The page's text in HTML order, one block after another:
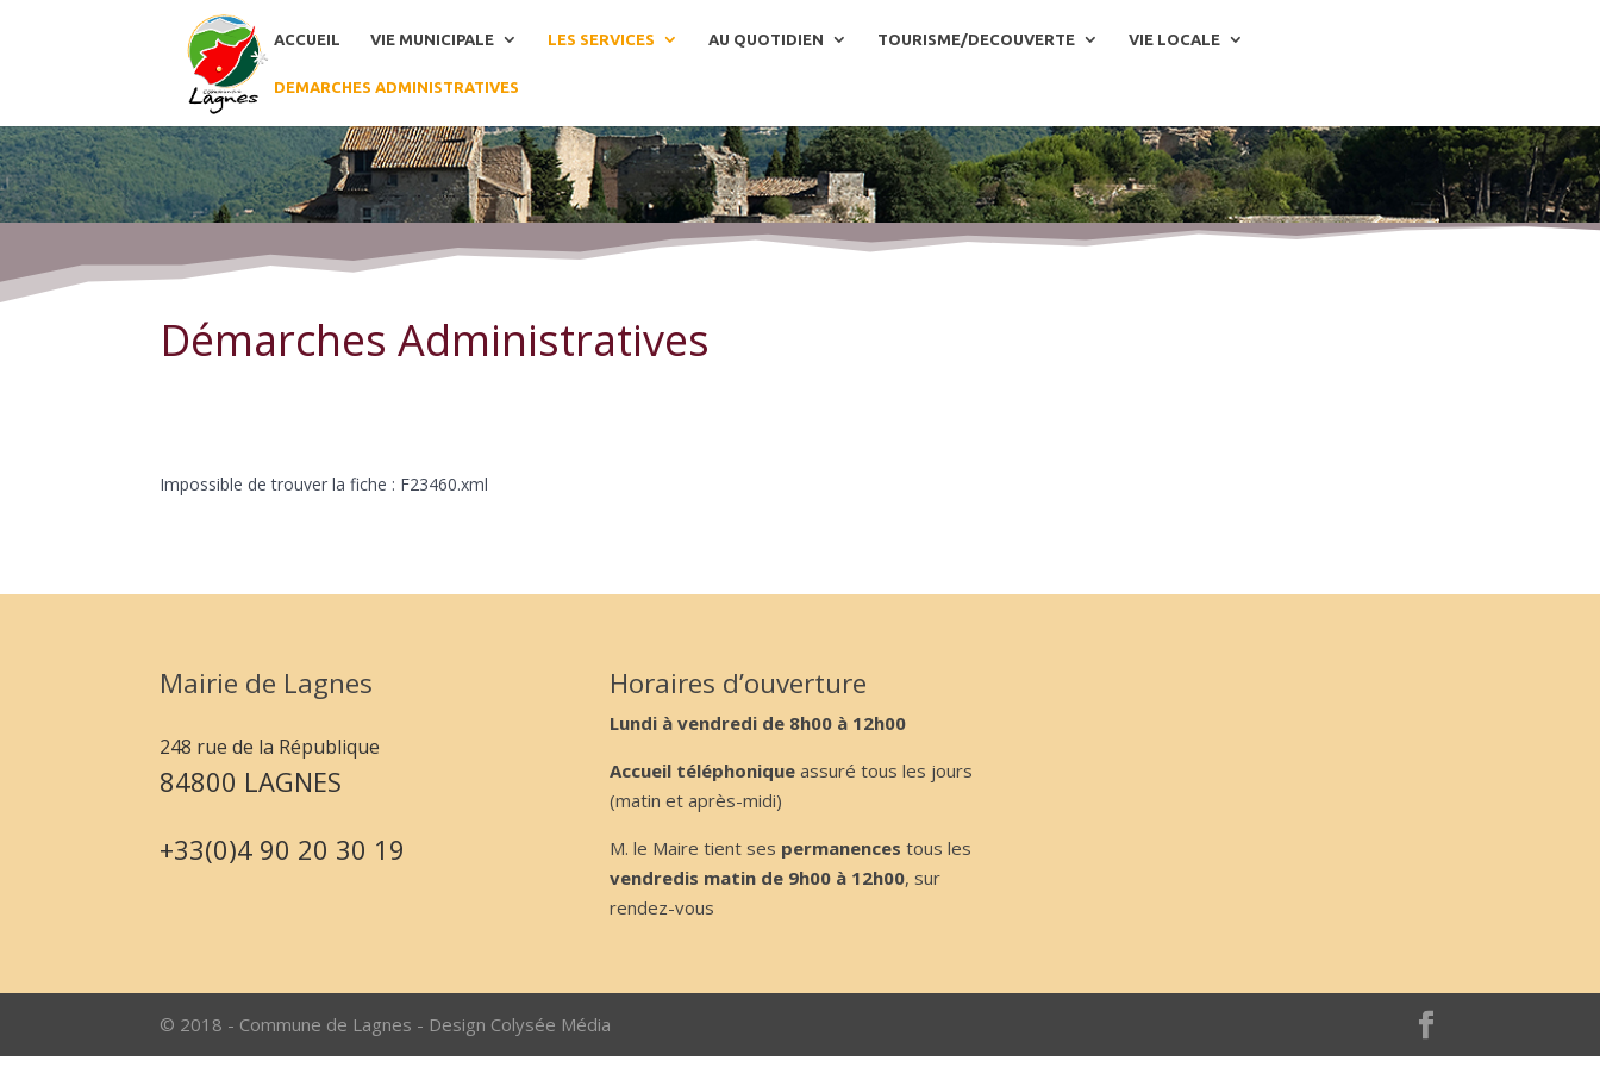
ACCUEIL VIE MUNICIPALE LES SERVICES AU QUOTIDIEN TOURISME/DECOUVERTE VIE LOCALE
DEMARCHES ADMINISTRATIVES
Démarches Administratives
Démarches Administratives
Impossible de trouver la fiche : F23460.xml
Mairie de Lagnes
248 rue de la République
84800 LAGNES
+33(0)4 90 20 30 19
Horaires d’ouverture
Lundi à vendredi de 8h00 à 12h00
Accueil téléphonique assuré tous les jours
(matin et après-midi)
M. le Maire tient ses permanences tous les
vendredis matin de 9h00 à 12h00, sur
rendez-vous
© 2018 - Commune de Lagnes - Design Colysée Média